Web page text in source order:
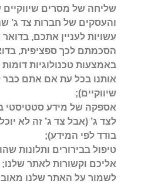
שליחה של מסרים
והעסקים של חברות צד ג’
עשויות לעניין אתכם,
הסכמתם לכך ספציפית,
באמצעות טכנולוגיות
אותנו בכל עת אם אתם כבר
שיווקיים);
אספקה של מידע סטטיסטי
לצד ג’ (אבל צד ג’ זה לא
בודד לפי המידע);
טיפול בבירורים ותלונות
אליכם וקשורות לאתר שלנו;
לשמור על האתר שלנו